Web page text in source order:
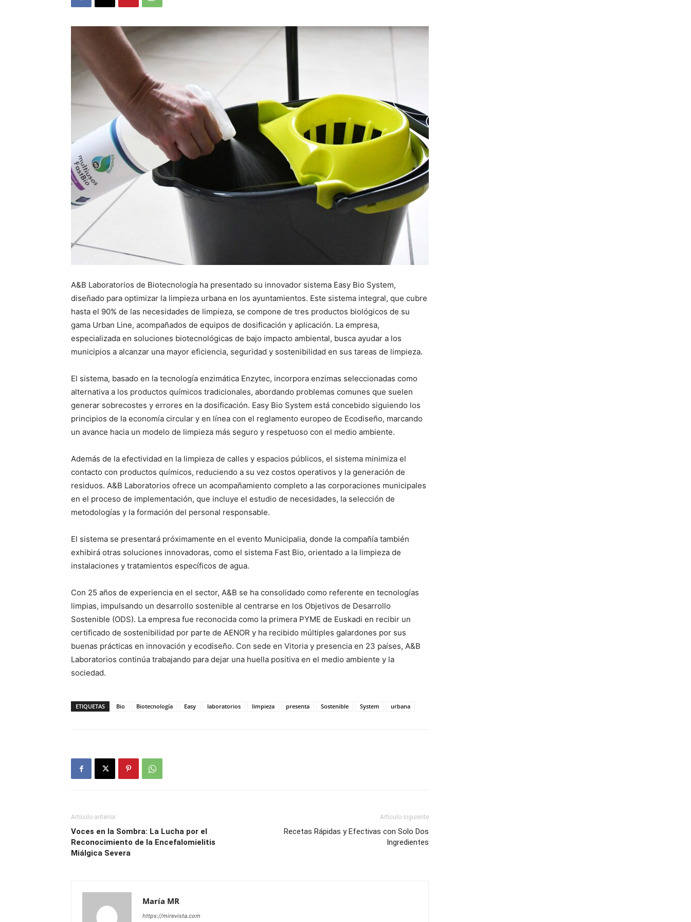
A&B Laboratorios de Biotecnología ha presentado su innovador sistema Easy Bio System,
diseñado para optimizar la limpieza urbana en los ayuntamientos. Este sistema integral, que cubre
hasta el 90% de las necesidades de limpieza, se compone de tres productos biológicos de su
gama Urban Line, acompañados de equipos de dosificación y aplicación. La empresa,
especializada en soluciones biotecnológicas de bajo impacto ambiental, busca ayudar a los
municipios a alcanzar una mayor eficiencia, seguridad y sostenibilidad en sus tareas de limpieza.
El sistema, basado en la tecnología enzimática Enzytec, incorpora enzimas seleccionadas como
alternativa a los productos químicos tradicionales, abordando problemas comunes que suelen
generar sobrecostes y errores en la dosificación. Easy Bio System está concebido siguiendo los
principios de la economía circular y en línea con el reglamento europeo de Ecodiseño, marcando
un avance hacia un modelo de limpieza más seguro y respetuoso con el medio ambiente.
Además de la efectividad en la limpieza de calles y espacios públicos, el sistema minimiza el
contacto con productos químicos, reduciendo a su vez costos operativos y la generación de
residuos. A&B Laboratorios ofrece un acompañamiento completo a las corporaciones municipales
en el proceso de implementación, que incluye el estudio de necesidades, la selección de
metodologías y la formación del personal responsable.
El sistema se presentará próximamente en el evento Municipalia, donde la compañía también
exhibirá otras soluciones innovadoras, como el sistema Fast Bio, orientado a la limpieza de
instalaciones y tratamientos específicos de agua.
Con 25 años de experiencia en el sector, A&B se ha consolidado como referente en tecnologías
limpias, impulsando un desarrollo sostenible al centrarse en los Objetivos de Desarrollo
Sostenible (ODS). La empresa fue reconocida como la primera PYME de Euskadi en recibir un
certificado de sostenibilidad por parte de AENOR y ha recibido múltiples galardones por sus
buenas prácticas en innovación y ecodiseño. Con sede en Vitoria y presencia en 23 países, A&B
Laboratorios continúa trabajando para dejar una huella positiva en el medio ambiente y la
sociedad.
ETIQUETAS Bio Biotecnología Easy laboratorios limpieza presenta Sostenible System urbana
Artículo anterior
Voces en la Sombra: La Lucha por el
Reconocimiento de la Encefalomielitis
Miálgica Severa
Artículo siguiente
Recetas Rápidas y Efectivas con Solo Dos
Ingredientes
María MR
https://mirevista.com